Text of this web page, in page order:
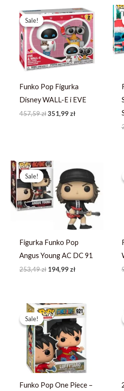
Sale!
Sale!
Funko Pop Figurka
Disney WALL-E i EVE
457,59zł
Pierwotna
cena
wynosiła:
457,59 zł.
351,99zł
Aktualna
cena
wynosi:
351,99 zł.
Sale!
Sale!
Figurka Funko Pop
Angus Young AC DC 91
253,49zł
Pierwotna
cena
wynosiła:
253,49 zł.
194,99zł
cena
wynosi:
194,99 zł.
Sale!
Sale!
Funko Pop One Piece –
Pierwotna
cena
wynosiła:
444,59 zł.
Aktualna
cena
wynosi:
341,99 zł.